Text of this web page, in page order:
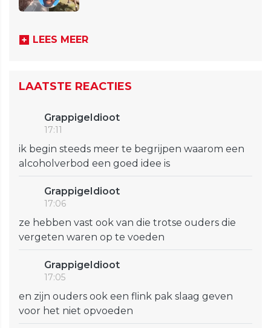
LEES MEER
LAATSTE REACTIES
GrappigeIdioot
17:11
ik begin steeds meer te begrijpen waarom een
alcoholverbod een goed idee is
GrappigeIdioot
17:06
ze hebben vast ook van die trotse ouders die
vergeten waren op te voeden
GrappigeIdioot
17:05
en zijn ouders ook een flink pak slaag geven
voor het niet opvoeden